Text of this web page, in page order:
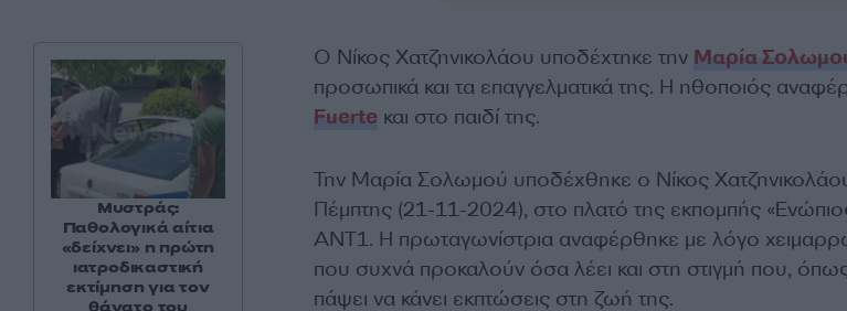
Ο Νίκος Χατζηνικολάου υποδέχτηκε την Μαρία
προσωπικά και τα επαγγελματικά της. Η ηθοποιός
Fuerteκαι στο παιδί της.
Την Μαρία Σολωμού υποδέχθηκε ο Νίκος
Πέμπτης (21-11-2024), στο πλατό της εκπομπής
ΑΝΤ1. Η πρωταγωνίστρια αναφέρθηκε με λόγο
που συχνά προκαλούν όσα λέει και στη στιγμή που,
πάψει να κάνει εκπτώσεις στη ζωή της.
Μυστράς:
Παθολογικά αίτια
«δείχνει» η πρώτη
ιατροδικαστική
εκτίμηση για τον